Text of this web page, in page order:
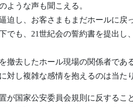
ような声も聞こえる。
迫し、お客さまもまだホールに
でも、21世紀会の誓約書を提出
撤去したホール現場の関係者であ
対し複雑な感情を抱えるのは当た
が国家公安委員会規則に反するこ